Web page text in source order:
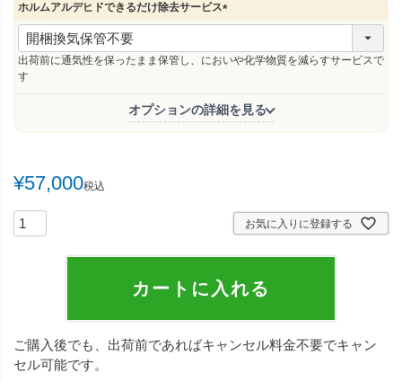
ホルムアルデヒドできるだけ除去サービス
(
須
出荷前に通気性を保ったまま保管し、においや化学物質を減らすサービスで
す
オプションの詳細を見る
¥57,000税込
お気に入りに登録する
カートに入れる
ご購入後でも、出荷前であればキャンセル料金不要でキャン
セル可能です。